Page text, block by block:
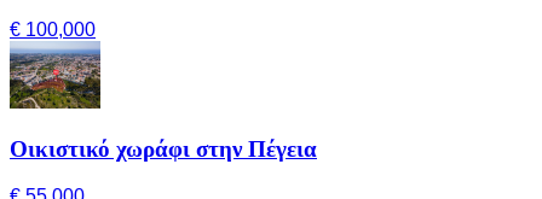
€ 100,000
Οικιστικό χωράφι στην Πέγεια